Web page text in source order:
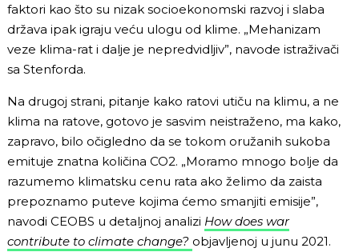
faktori kao što su nizak socioekonomski razvoj i slaba
država ipak igraju veću ulogu od klime. „Mehanizam
veze klima-rat i dalje je nepredvidljiv”, navode istraživači
sa Stenforda.
Na drugoj strani, pitanje kako ratovi utiču na klimu, a ne
klima na ratove, gotovo je sasvim neistraženo, ma kako,
zapravo, bilo očigledno da se tokom oružanih sukoba
emituje znatna količina CO2. „Moramo mnogo bolje da
razumemo klimatsku cenu rata ako želimo da zaista
prepoznamo puteve kojima ćemo smanjiti emisije”,
navodi CEOBS u detaljnoj analizi How does war
contribute to climate change? objavljenoj u junu 2021.